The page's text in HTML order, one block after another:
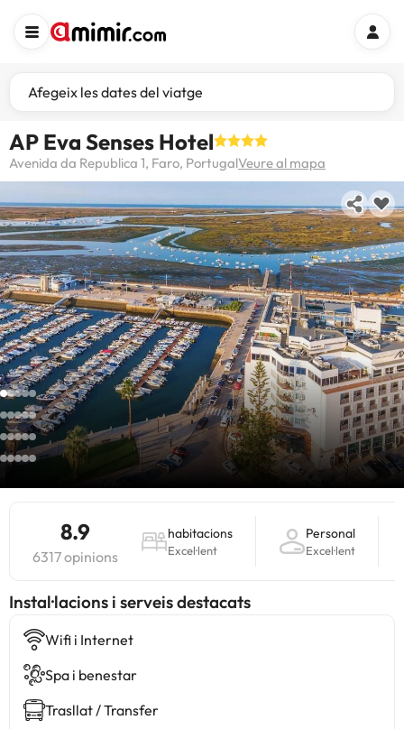
Afegeix les dates del viatge
AP Eva Senses Hotel
Avenida da Republica 1, Faro, PortugalVeure al mapa
8.9
6317 opinions
habitacions
Excel·lent
Personal
Excel·lent
Instal·lacions i serveis destacats
Wifi i Internet
Spa i benestar
Trasllat / Transfer